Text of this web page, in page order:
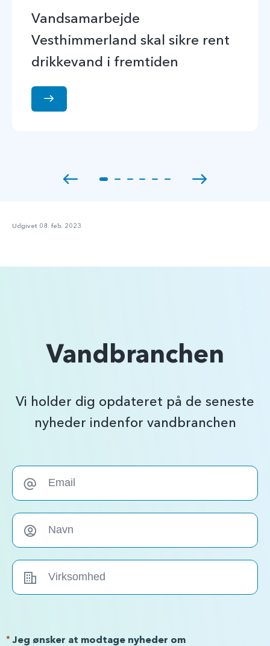
Vandsamarbejde
Vesthimmerland skal sikre rent
drikkevand i fremtiden
Udgivet 08. feb. 2023
Vandbranchen
Vi holder dig opdateret på de seneste
nyheder indenfor vandbranchen
Jeg ønsker at modtage nyheder om
*